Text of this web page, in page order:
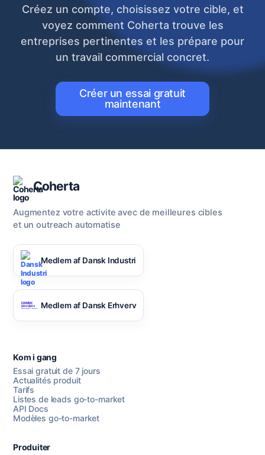
Créez un compte, choisissez votre cible, et
voyez comment Coherta trouve les
entreprises pertinentes et les prépare pour
un travail commercial concret.
Créer un essai gratuit
maintenant
Coherta
Augmentez votre activite avec de meilleures cibles
et un outreach automatise
Medlem af Dansk Industri
Medlem af Dansk Erhverv
Kom i gang
Essai gratuit de 7 jours
Actualités produit
Tarifs
Listes de leads go-to-market
API Docs
Modèles go-to-market
Produiter